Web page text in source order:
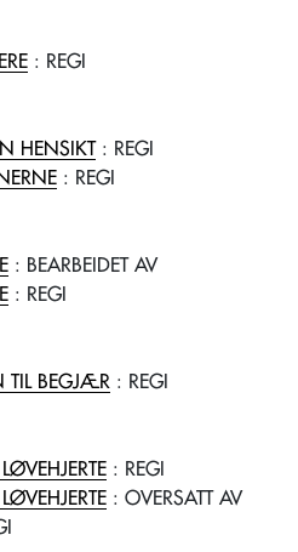
: REGI
HENSIKT: REGI
: REGI
: BEARBEIDET AV
: REGI
TIL BEGJÆR : REGI
: REGI
: OVERSATT AV